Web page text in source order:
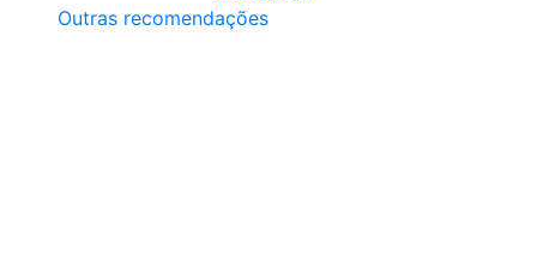
Outras recomendações